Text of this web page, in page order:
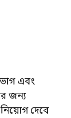
এবং
জন্য
দেবে